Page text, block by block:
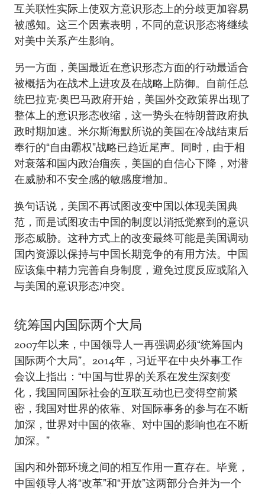
互关联性实际上使双方意识形态上的分歧更加容易
被感知。这三个因素表明，不同的意识形态将继续
对美中关系产生影响。
另一方面，美国最近在意识形态方面的行动最适合
被概括为在战术上进攻及在战略上防御。自前任总
统巴拉克·奥巴马政府开始，美国外交政策界出现了
整体上的意识形态收缩，这一势头在特朗普政府执
政时期加速。米尔斯海默所说的美国在冷战结束后
奉行的“自由霸权”战略已趋近尾声。同时，由于相
对衰落和国内政治痼疾，美国的自信心下降，对潜
在威胁和不安全感的敏感度增加。
换句话说，美国不再试图改变中国以体现美国典
范，而是试图攻击中国的制度以消抵觉察到的意识
形态威胁。这种方式上的改变最终可能是美国调动
国内资源以保持与中国长期竞争的有用方法。中国
应该集中精力完善自身制度，避免过度反应或陷入
与美国的意识形态冲突。
统筹国内国际两个大局
2007年以来，中国领导人一再强调必须“统筹国内
国际两个大局”。2014年，习近平在中央外事工作
会议上指出：“中国与世界的关系在发生深刻变
化，我国同国际社会的互联互动也已变得空前紧
密，我国对世界的依靠、对国际事务的参与在不断
加深，世界对中国的依靠、对中国的影响也在不断
加深。”
国内和外部环境之间的相互作用一直存在。毕竟，
中国领导人将“改革”和“开放”这两部分合并为一个